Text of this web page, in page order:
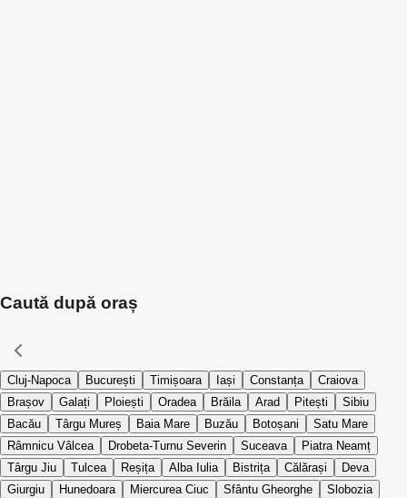
Caută după oraș
Cluj-Napoca București Timișoara Iași Constanța
Craiova
Brașov
Galați Ploiești Oradea Brăila Arad Pitești
Sibiu
Bacău
Târgu Mureș Baia Mare Buzău Botoșani
Satu Mare
Râmnicu Vâlcea
Drobeta-Turnu Severin Suceava
Piatra Neamț
Târgu Jiu
Tulcea Reșița Alba Iulia Bistrița Călărași
Deva
Giurgiu
Hunedoara Miercurea Ciuc Sfântu Gheorghe
Slobozia